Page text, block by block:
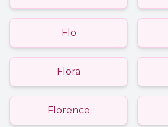
Flo
Flora
Florence